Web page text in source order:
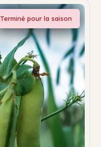
Terminé pour la saison